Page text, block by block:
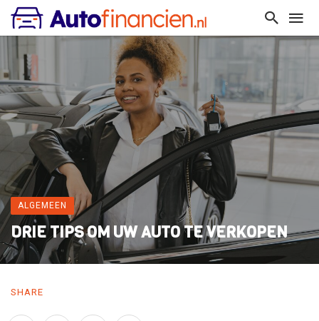
ALGEMEEN
DRIE TIPS OM UW AUTO TE VERKOPEN
SHARE